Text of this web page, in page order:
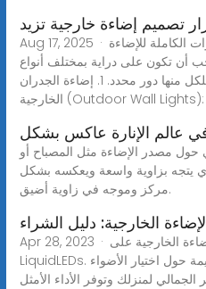
تصميم إضاءة خارجية تزيد
Aug 17, 2025 · الجزء الثاني: مجموعة الأدوات الكاملة للإضاءة
أن تكون على دراية بمختلف أنواع
وحدات الإضاءة المتاحة، فلكل منها دور محدد. 1. إضاءة الجدران
عالم الإنارة عاكس بشكل
مصدر الإضاءة مثل المصباح أو
يتجه بزاوية واسعة ويعكسه بشكل
مركز وموجه في زاوية أضيق.
الخارجية: دليل الشراء
Apr 28, 2023 · اكتشف دليل الشراء النهائي للإضاءة الخارجية على
LiquidLEDs. تعرف على نصائح ورؤى قيمة حول اختيار الأضواء